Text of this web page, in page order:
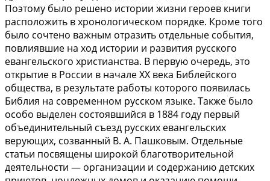
Поэтому было решено истории жизни героев книги
расположить в хронологическом порядке. Кроме того
было сочтено важным отразить отдельные события,
повлиявшие на ход истории и развития русского
евангельского христианства. В первую очередь, это
открытие в России в начале ХХ века Библейского
общества, в результате работы которого появилась
Библия на современном русском языке. Также было
особо выделен состоявшийся в 1884 году первый
объединительный съезд русских евангельских
верующих, созванный В. А. Пашковым. Отдельные
статьи посвящены широкой благотворительной
деятельности — организации и содержанию детских